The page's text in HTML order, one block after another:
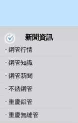
新聞資訊
· 鋼管行情
· 鋼管知識
· 鋼管新聞
· 不銹鋼管
· 重慶鋁管
· 重慶無縫管